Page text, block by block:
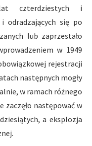
czterdziestych i
odradzających się po
lub zaprzestało
w 1949
rejestracji
następnych mogły
w ramach różnego
zaczęło następować w
a eksplozja